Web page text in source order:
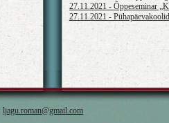
27.11.2021 - Õppeseminar
27.11.2021 -
ljagu.roman@gmail.com